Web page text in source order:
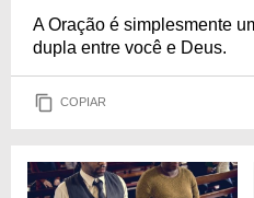
A Oração é simplesmente
dupla entre você e Deus.
COPIAR